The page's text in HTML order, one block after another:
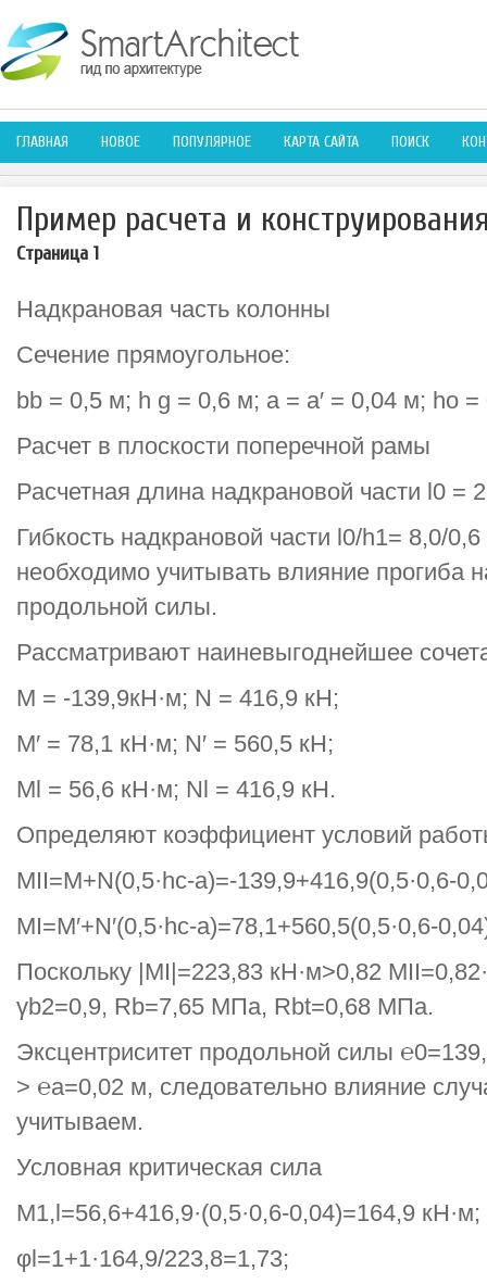
ГЛАВНАЯ НОВОЕ ПОПУЛЯРНОЕ КАРТА САЙТА ПОИСК
Пример расчета и
Страница 1
Надкрановая часть колонны
Сечение прямоугольное:
bb = 0,5 м; h g = 0,6 м; a = a′ = 0,04 м; ho
Расчет в плоскости поперечной рамы
Расчетная длина надкрановой части l0 =
Гибкость надкрановой части l0/h1= 8,0/
необходимо учитывать влияние прогиба
продольной силы.
Рассматривают наиневыгоднейшее
М = -139,9кН·м; N = 416,9 кН;
М′ = 78,1 кН·м; N′ = 560,5 кН;
Мl = 56,6 кН·м; Nl = 416,9 кН.
Определяют коэффициент условий
MII=M+N(0,5·hc-a)=-139,9+416,9(0,5·0,6-
MI=M′+N′(0,5·hc-a)=78,1+560,5(0,5·0,6-
Поскольку |MI|=223,83 кН·м>0,82
γb2=0,9, Rb=7,65 МПа, Rbt=0,68 МПа.
Эксцентриситет продольной силы
> ℮a=0,02 м, следовательно влияние
учитываем.
Условная критическая сила
M1,l=56,6+416,9·(0,5·0,6-0,04)=164,9 кН·м;
φl=1+1·164,9/223,8=1,73;